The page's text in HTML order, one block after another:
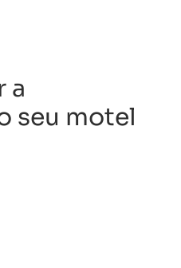
a
seu motel